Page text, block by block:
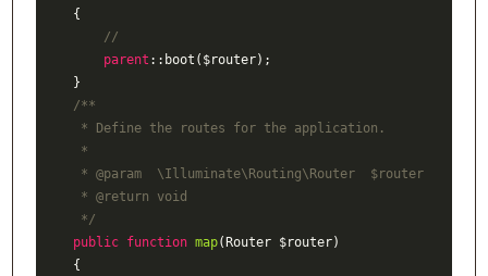
{
//
parent ::boot($router);
/**
     *
@param
  \Illuminate\Routing\Router  $router
     *
@return void
     */
public function map(Router $router)
{